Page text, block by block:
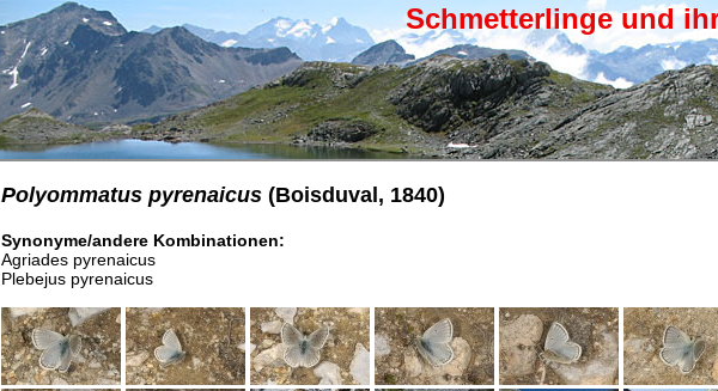
Schmetterlinge und
Polyommatus pyrenaicus(Boisduval, 1840)
Synonyme/andere Kombinationen:
Agriades pyrenaicus
Plebejus pyrenaicus